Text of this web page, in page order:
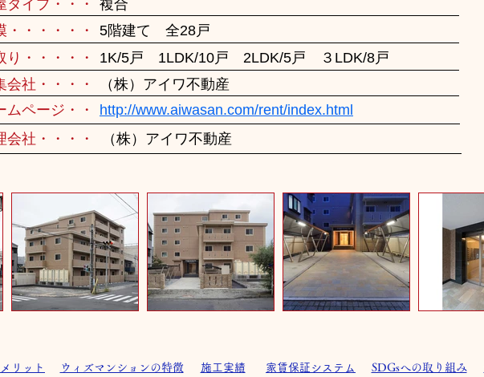
複合
タイプ・・・
・・・・・・
5階建て 全28戸
り・・・・・
1K/5戸 1LDK/10戸 2LDK/5戸 ３LDK/8戸
会社・・・・
（株）アイワ不動産
ムページ・・
http://www.aiwasan.com/rent/index.html
会社・・・・
（株）アイワ不動産
リット ウィズマンションの特徴 施工実績 家賃保証システム SDGsへの取り組み